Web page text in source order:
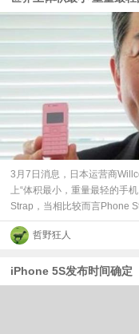
3月7日消息，日本运营商
上“体积最小，重量最轻的手
Strap，当相比较而言Phone
哲野狂人
iPhone 5S发布时间确定